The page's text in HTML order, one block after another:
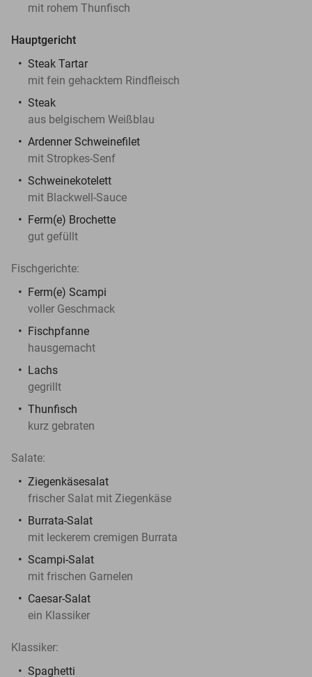
mit rohem Thunfisch
Hauptgericht
Steak Tartar
mit fein gehacktem Rindfleisch
Steak
aus belgischem Weißblau
Ardenner Schweinefilet
mit Stropkes-Senf
Schweinekotelett
mit Blackwell-Sauce
Ferm(e) Brochette
gut gefüllt
Fischgerichte:
Ferm(e) Scampi
voller Geschmack
Fischpfanne
hausgemacht
Lachs
gegrillt
Thunfisch
kurz gebraten
Salate:
Ziegenkäsesalat
frischer Salat mit Ziegenkäse
Burrata-Salat
mit leckerem cremigen Burrata
Scampi-Salat
mit frischen Garnelen
Caesar-Salat
ein Klassiker
Klassiker:
Spaghetti